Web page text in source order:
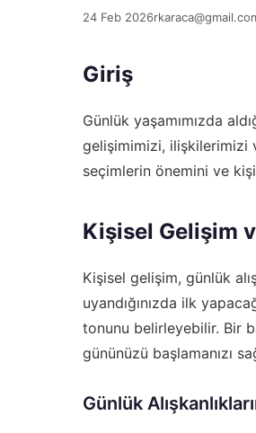
24 Feb 2026
Giriş
Günlük yaşamımızda
gelişimimizi, ilişkilerimizi
seçimlerin önemini ve
Kişisel Gelişim
Kişisel gelişim, günlük
uyandığınızda ilk
tonunu belirleyebilir. Bir
gününüzü başlamanızı
Günlük